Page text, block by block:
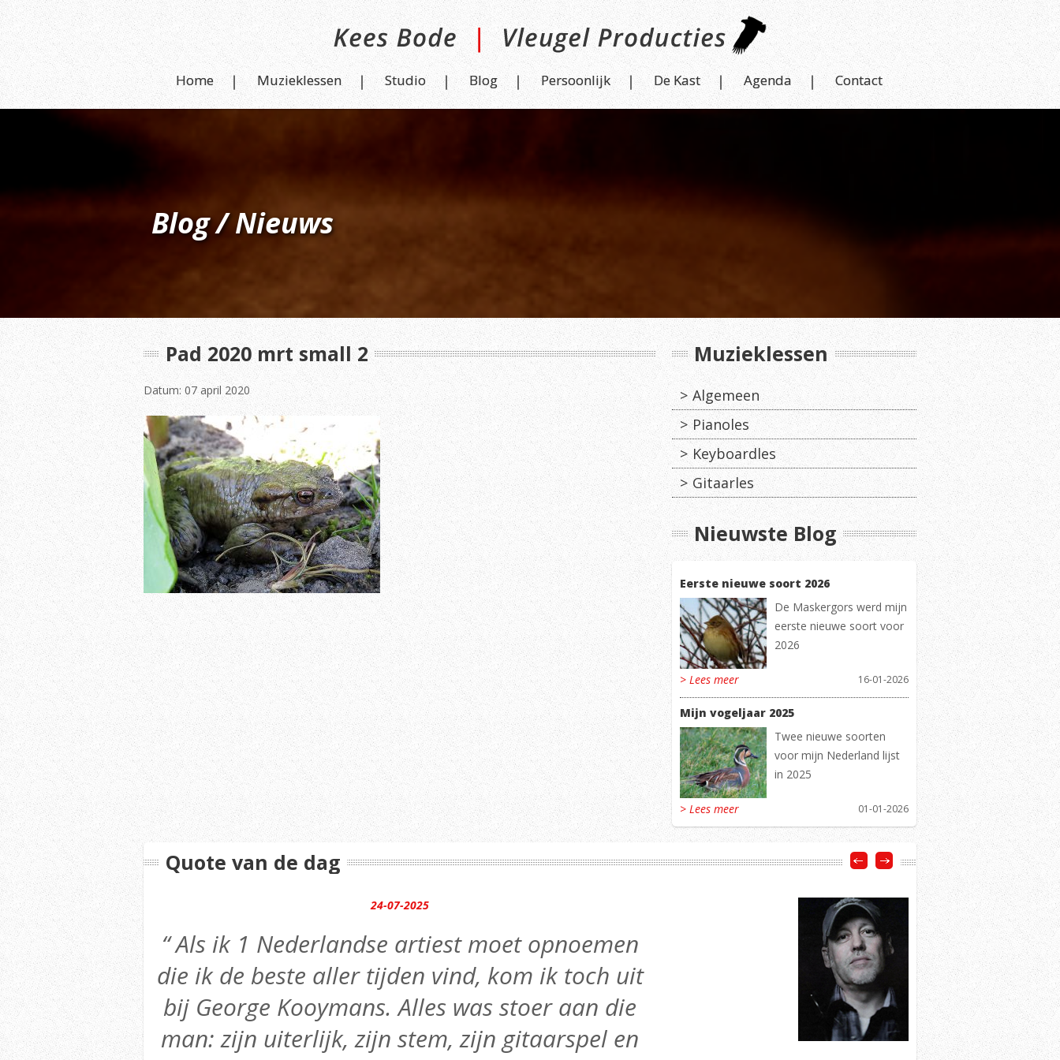
Home Muzieklessen Studio Blog Persoonlijk De Kast Agenda Contact
Blog / Nieuws
Pad 2020 mrt small 2
Datum: 07 april 2020
Muzieklessen
Algemeen
Pianoles
Keyboardles
Gitaarles
Nieuwste Blog
Eerste nieuwe soort 2026
De Maskergors werd mijn
eerste nieuwe soort voor
2026
> Lees meer 16-01-2026
Mijn vogeljaar 2025
Twee nieuwe soorten
voor mijn Nederland lijst
in 2025
> Lees meer 01-01-2026
Quote van de dag
24-07-2025
“ Als ik 1 Nederlandse artiest moet opnoemen
die ik de beste aller tijden vind, kom ik toch uit
bij George Kooymans. Alles was stoer aan die
man: zijn uiterlijk, zijn stem, zijn gitaarspel en